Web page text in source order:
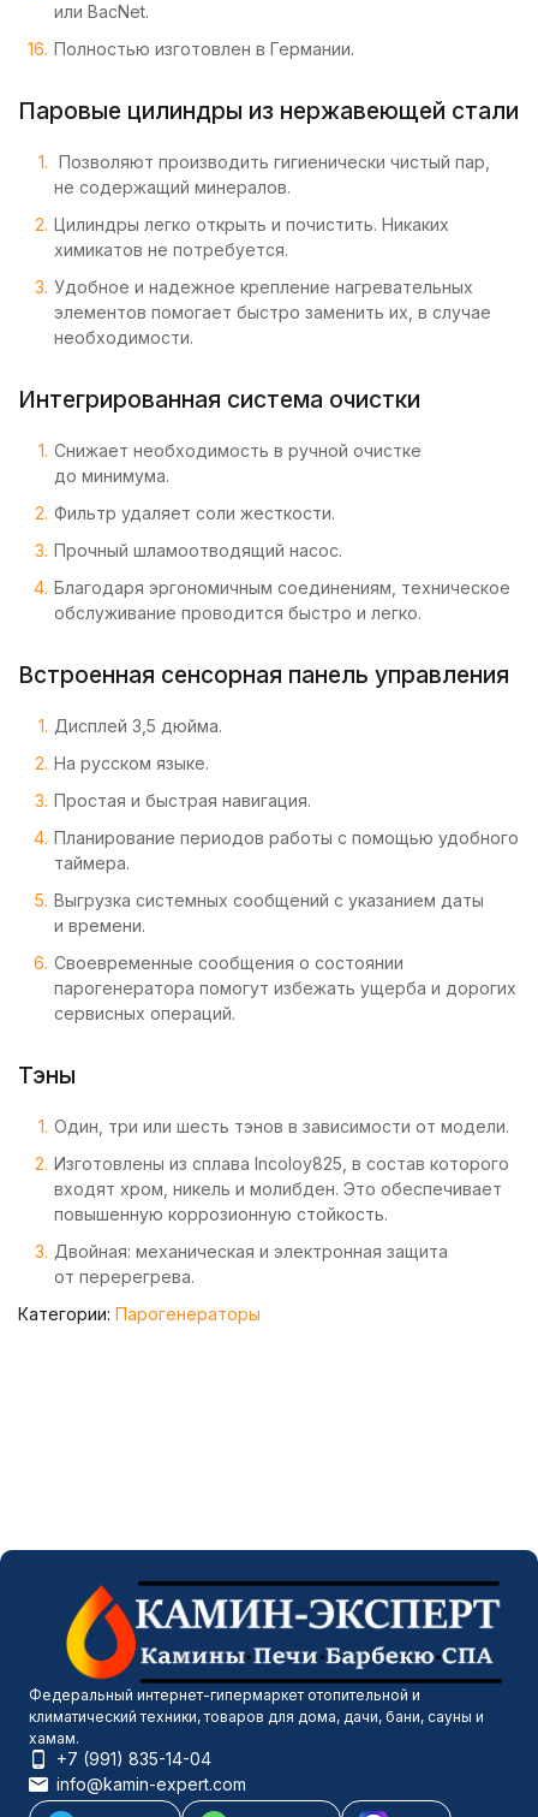
или BacNet.
Полностью изготовлен в Германии.
Паровые цилиндры из нержавеющей стали
Позволяют производить гигиенически чистый пар,
не содержащий минералов.
Цилиндры легко открыть и почистить. Никаких
химикатов не потребуется.
Удобное и надежное крепление нагревательных
элементов помогает быстро заменить их, в случае
необходимости.
Интегрированная система очистки
Снижает необходимость в ручной очистке
до минимума.
Фильтр удаляет соли жесткости.
Прочный шламоотводящий насос.
Благодаря эргономичным соединениям, техническое
обслуживание проводится быстро и легко.
Встроенная сенсорная панель управления
Дисплей 3,5 дюйма.
На русском языке.
Простая и быстрая навигация.
Планирование периодов работы с помощью удобного
таймера.
Выгрузка системных сообщений с указанием даты
и времени.
Своевременные сообщения о состоянии
парогенератора помогут избежать ущерба и дорогих
сервисных операций.
Тэны
Один, три или шесть тэнов в зависимости от модели.
Изготовлены из сплава Incoloy825, в состав которого
входят хром, никель и молибден. Это обеспечивает
повышенную коррозионную стойкость.
Двойная: механическая и электронная защита
от перерегрева.
Категории: Парогенераторы
Федеральный интернет-гипермаркет отопительной и
климатический техники, товаров для дома, дачи, бани, сауны и
хамам.
+7 (991) 835-14-04
info@kamin-expert.com